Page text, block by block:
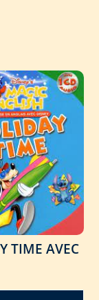
TIME AVEC